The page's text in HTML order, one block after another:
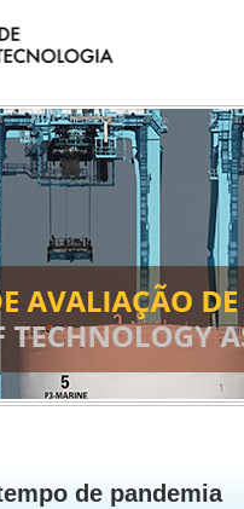
de pandemia